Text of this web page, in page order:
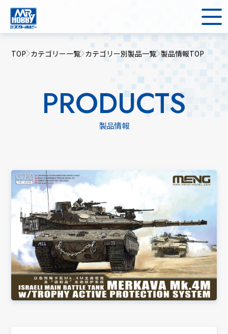
TOP カテゴリー一覧 カテゴリー別製品一覧 製品情報TOP
PRODUCTS
製品情報